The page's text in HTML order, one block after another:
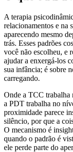
A terapia
relacionamentos e na
aparecendo mesmo
trás. Esses padrões
você não escolheu, e
ajudar a enxergá-los
sua infância; é sobre
carregando.
Onde a TCC trabalha
a PDT trabalha no
proximidade parece
silêncio, por que a
O mecanismo é
quando o padrão é
ele perde parte do